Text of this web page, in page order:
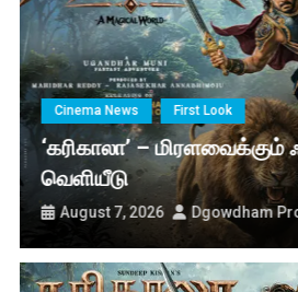
முழுவதும் வெளியாகும் நயன்தாரா –
நேச்சுரல் ஸ்டார்’ நானி நடித்திருக்கும் ‘தி
படத்தின் டீசர்
போட்டோகிராபர் – திரை
Cinema News First Look
‘கரிகாலா’ – மிரளவைக்கும்
வெளியீடு
August 7, 2026 Dgowdham